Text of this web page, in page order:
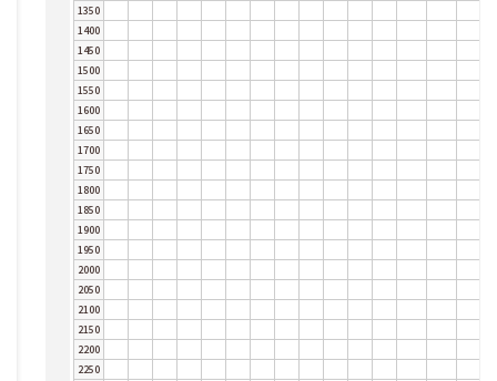
1350
1400
1450
1500
1550
1600
1650
1700
1750
1800
1850
1900
1950
2000
2050
2100
2150
2200
2250